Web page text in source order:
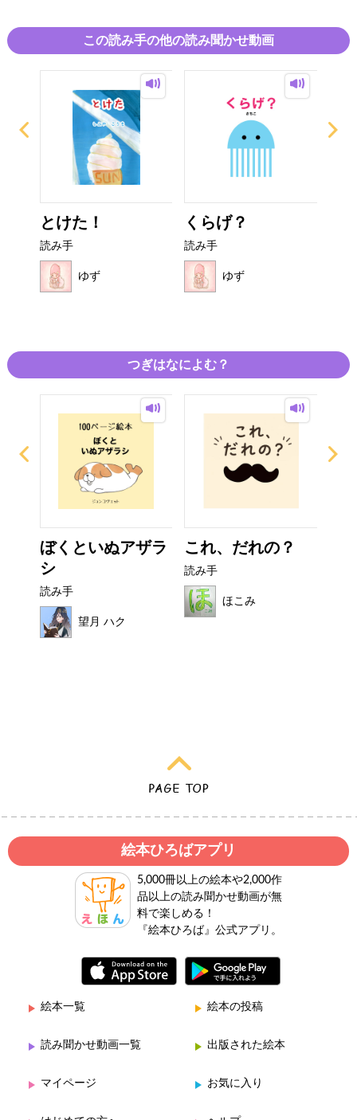
この読み手の他の読み聞かせ動画
とけた！
読み手
ゆず
くらげ？
読み手
ゆず
つぎはなによむ？
ぼくといぬアザラ
シ
読み手
望月 ハク
これ、だれの？
読み手
ほこみ
絵本ひろばアプリ
5,000冊以上の絵本や2,000作
品以上の読み聞かせ動画が無
料で楽しめる！
『絵本ひろば』公式アプリ。
絵本一覧 絵本の投稿
読み聞かせ動画一覧 出版された絵本
マイページ お気に入り